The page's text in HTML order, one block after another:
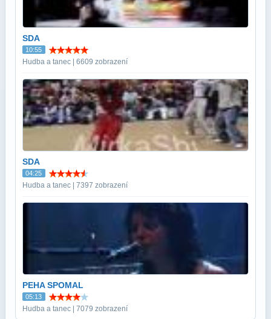
SDA
10:55
Hudba a tanec | 6609 zobrazení
SDA
04:25
Hudba a tanec | 7397 zobrazení
PEHA SPOMAL
05:13
Hudba a tanec | 7079 zobrazení